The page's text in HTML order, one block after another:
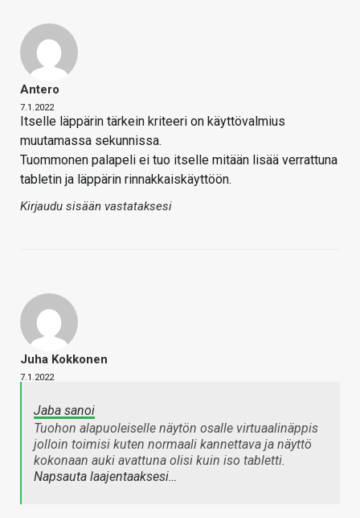
Antero
7.1.2022
Itselle läppärin tärkein kriteeri on käyttövalmius
muutamassa sekunnissa.
Tuommonen palapeli ei tuo itselle mitään lisää verrattuna
tabletin ja läppärin rinnakkaiskäyttöön.
Kirjaudu sisään vastataksesi
Juha Kokkonen
7.1.2022
Jaba sanoi
Tuohon alapuoleiselle näytön osalle virtuaalinäppis
jolloin toimisi kuten normaali kannettava ja näyttö
kokonaan auki avattuna olisi kuin iso tabletti.
Napsauta laajentaaksesi…